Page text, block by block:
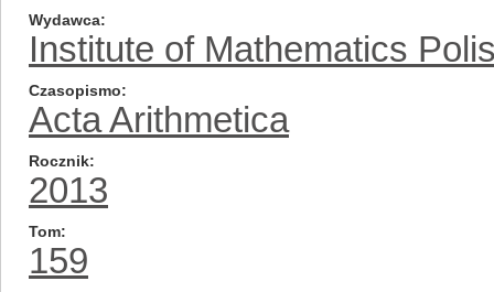
Wydawca
Institute of Mathematics
Czasopismo
Acta Arithmetica
Rocznik
2013
Tom
159